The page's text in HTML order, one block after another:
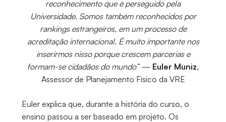
reconhecimento que é perseguido pela
Universidade. Somos também reconhecidos por
rankings estrangeiros, em um processo de
acreditação internacional. É muito importante nos
inserirmos nisso porque crescem parcerias e
formam-se cidadãos do mundo”— Euler Muniz,
Assessor de Planejamento Físico da VRE
Euler explica que, durante a história do curso, o
ensino passou a ser baseado em projeto. Os